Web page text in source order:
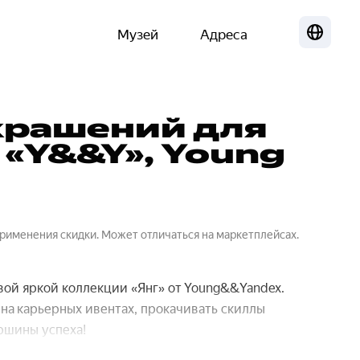
Музей Адреса
для
Young
скидки. Может отличаться на маркетплейсах.
яркой коллекции «Янг» от Young&&Yandex.
карьерных ивентах, прокачивать скиллы
успеха!